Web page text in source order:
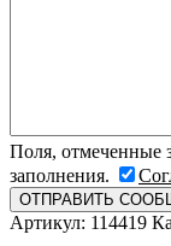
Поля, отмеченные
заполнения.
Артикул: 114419